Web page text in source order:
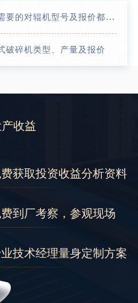
的对辊机型号及报价都在这里！
破碎机类型、产量及报价
收益
获取投资收益分析资料
到厂考察，参观现场
技术经理量身定制方案